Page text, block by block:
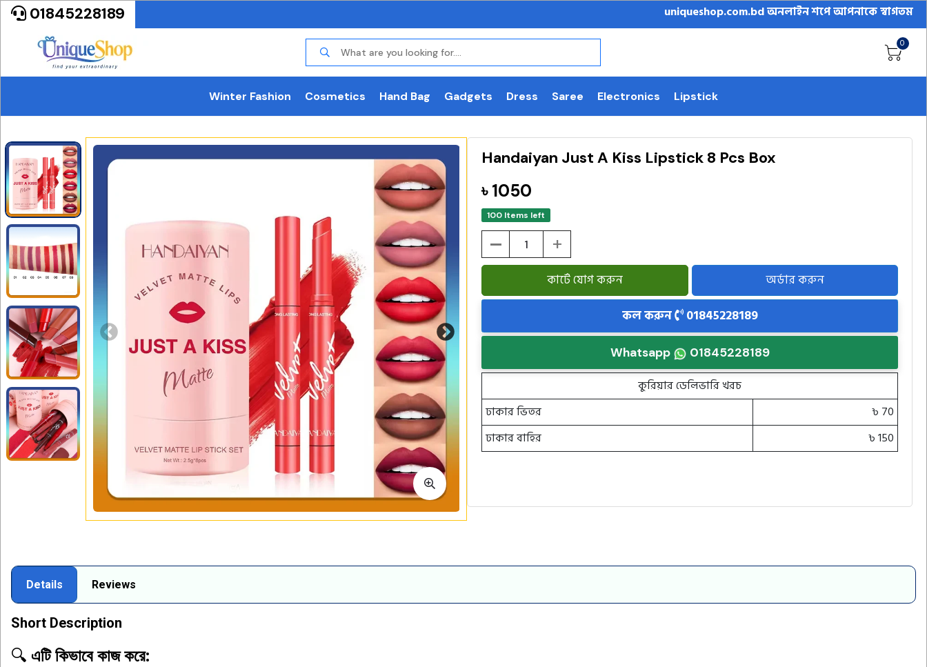
01845228189 uniqueshop.com.bd অনলাইন শপে আপনাকে স্বাগতম || অনলাইনে
0
Winter Fashion Cosmetics Hand Bag Gadgets Dress Saree Electronics Lipstick
Handaiyan Just A Kiss Lipstick 8 Pcs Box
৳ 1050
100 Items left
- +
কার্টে যোগ করুন অর্ডার করুন
কল করুন 01845228189
Whatsapp 01845228189
কুরিয়ার ডেলিভারি খরচ
ঢাকার ভিতর
৳ 70
ঢাকার বাহির
৳ 150
Details Reviews
Short Description
🔍 এটি কিভাবে কাজ করে: